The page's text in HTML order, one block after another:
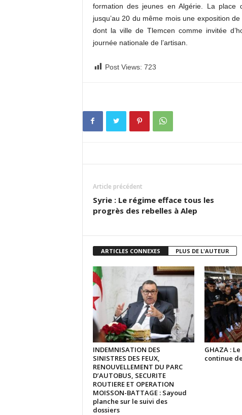
formation des jeunes en Algérie. La
jusqu’au 20 du même mois une exposition
dont la ville de Tlemcen comme invitée
journée nationale de l’artisan.
Post Views: 723
Article précédent
Syrie : Le régime efface tous les
progrès des rebelles à Alep
ARTICLES CONNEXES PLUS DE L'AUTEUR
INDEMNISATION DES
SINISTRES DES FEUX,
RENOUVELLEMENT DU PARC
D’AUTOBUS, SECURITE
ROUTIERE ET OPERATION
MOISSON-BATTAGE : Sayoud
planche sur le suivi des
dossiers
GHAZA :
continue